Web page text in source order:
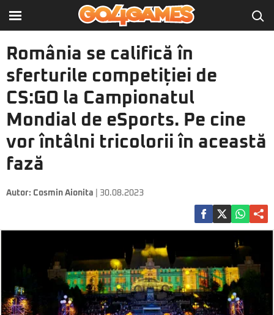
România se califică în
sferturile competiției de
CS:GO la Campionatul
Mondial de eSports. Pe cine
vor întâlni tricolorii în această
fază
Autor: Cosmin Aionita | 30.08.2023